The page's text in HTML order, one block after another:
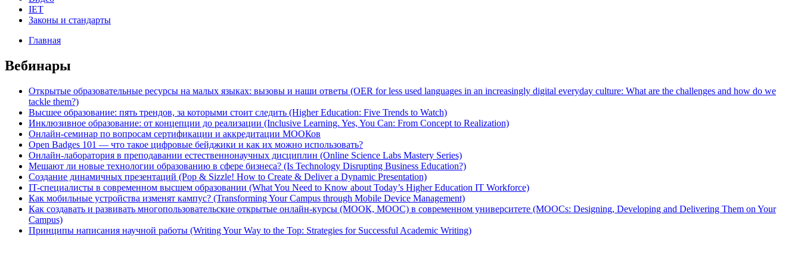
IET
Законы и стандарты
Главная
Вебинары
Открытые образовательные ресурсы на малых языках: вызовы и наши ответы (OER for less used languages in an increasingly digital everyday culture: What are the challenges and how do we
tackle them?)
Высшее образование: пять трендов, за которыми стоит следить (Higher Education: Five Trends to Watch)
Инклюзивное образование: от концепции до реализации (Inclusive Learning. Yes, You Can: From Concept to Realization)
Онлайн-семинар по вопросам сертификации и аккредитации МООКов
Open Badges 101 — что такое цифровые бейджики и как их можно использовать?
Онлайн-лаборатория в преподавании естественнонаучных дисциплин (Online Science Labs Mastery Series)
Мешают ли новые технологии образованию в сфере бизнеса? (Is Technology Disrupting Business Education?)
Создание динамичных презентаций (Pop & Sizzle! How to Create & Deliver a Dynamic Presentation)
IT-специалисты в современном высшем образовании (What You Need to Know about Today’s Higher Education IT Workforce)
Как мобильные устройства изменят кампус? (Transforming Your Campus through Mobile Device Management)
Как создавать и развивать многопользовательские открытые онлайн-курсы (МООК, MOOC) в современном университете (MOOCs: Designing, Developing and Delivering Them on Your
Campus)
Принципы написания научной работы (Writing Your Way to the Top: Strategies for Successful Academic Writing)